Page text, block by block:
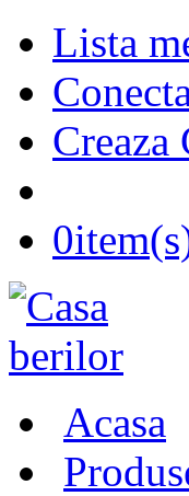
Lista
Creaza
0
Acasa